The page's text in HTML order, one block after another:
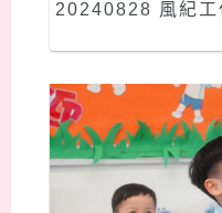
20240828 風紀工